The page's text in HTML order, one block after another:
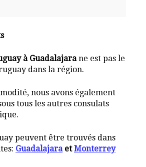
à Guadalajarane est pas le
dans la région.
nous avons également
tous les autres consulats
peuvent être trouvés dans
GuadalajaraetMonterrey